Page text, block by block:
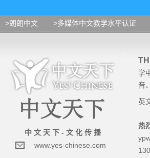
>朗朗中文 >多媒体中文教学水平认证
中 文 天 下 - 文 化 传 播
www.yes-chinese.com
学
音、
英
热